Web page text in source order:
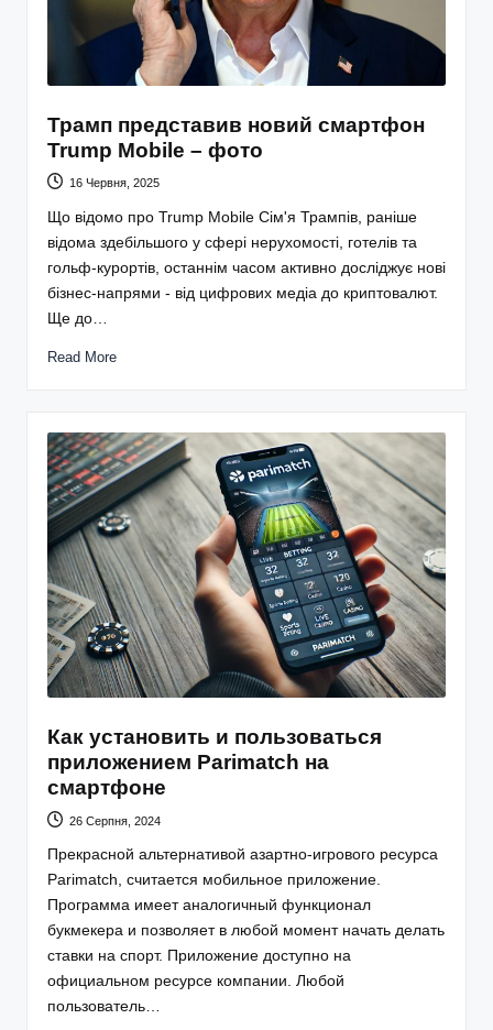
Трамп представив новий смартфон
Trump Mobile – фото
16 Червня, 2025
Що відомо про Trump Mobile Сім'я Трампів, раніше
відома здебільшого у сфері нерухомості, готелів та
гольф-курортів, останнім часом активно досліджує нові
бізнес-напрями - від цифрових медіа до криптовалют.
Ще до…
Read More
Как установить и пользоваться
приложением Parimatch на
смартфоне
26 Серпня, 2024
Прекрасной альтернативой азартно-игрового ресурса
Рarimatch, считается мобильное приложение.
Программа имеет аналогичный функционал
букмекера и позволяет в любой момент начать делать
ставки на спорт. Приложение доступно на
официальном ресурсе компании. Любой
пользователь…